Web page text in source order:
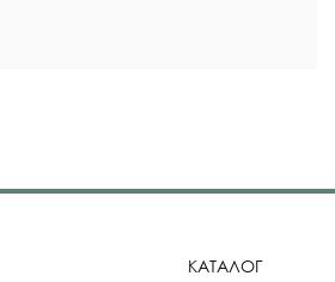
КАТАЛОГ